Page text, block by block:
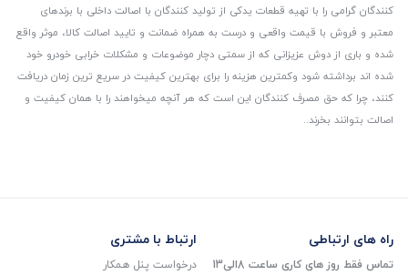
کنندگان گرامی را با تهیه قطعات یدکی از تولید کنندگان با اصالت داخلی با برندهای
معتبر و فروش با قیمت واقعی و درست به همراه ضمانت و تایید اصالت کالا، موثر واقع
شده و باری از دوش عزیزانی که از سمتی دچار موضوعات و مشکلات خرابی خودرو خود
شده اند برداشته شود و‌کمترین هزینه را برای بهترین کیفیت در سریع ترین زمان دریافت
کنند، چرا که حق مصرف کنندگان این است که هر آنچه میخواهند را با همان کیفیت و
اصالت بتوانند بخرند..
راه های ارتباطی
تماس فقط روز های کاری ساعت 8الی13
ارتباط با مشتری
درخواست پنل همکار